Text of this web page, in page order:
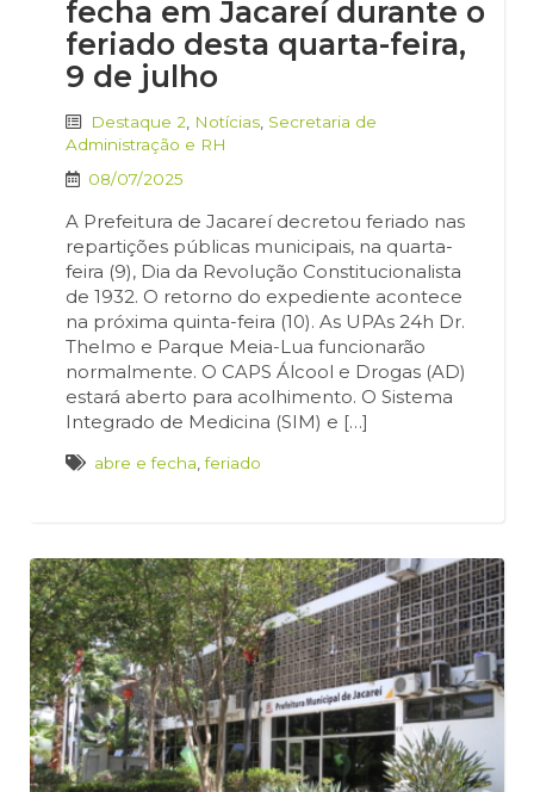
fecha em Jacareí durante o
feriado desta quarta-feira,
9 de julho
Destaque 2 Notícias Secretaria de
Administração e RH
08/07/2025
A Prefeitura de Jacareí decretou feriado nas
repartições públicas municipais, na quarta-
feira (9), Dia da Revolução Constitucionalista
de 1932. O retorno do expediente acontece
na próxima quinta-feira (10). As UPAs 24h Dr.
Thelmo e Parque Meia-Lua funcionarão
normalmente. O CAPS Álcool e Drogas (AD)
estará aberto para acolhimento. O Sistema
Integrado de Medicina (SIM) e […]
abre e fecha ,feriado